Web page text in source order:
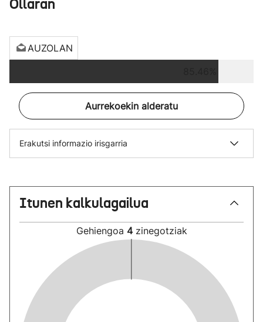
Ollaran
AUZOLAN
Aurrekoekin alderatu
Erakutsi informazio irisgarria
Itunen kalkulagailua
Gehiengoa 4 zinegotziak